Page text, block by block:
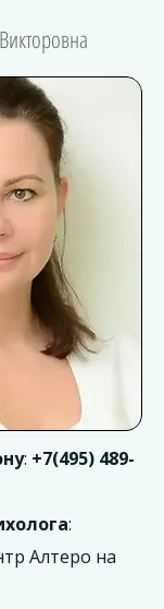
: +7(495) 489-
:
Алтеро на